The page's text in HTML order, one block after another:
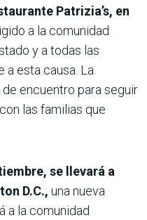
Patrizia’s, en
a la comunidad
y a todas las
a esta causa. La
encuentro para seguir
las familias que
se llevará a
D.C., una nueva
a la comunidad